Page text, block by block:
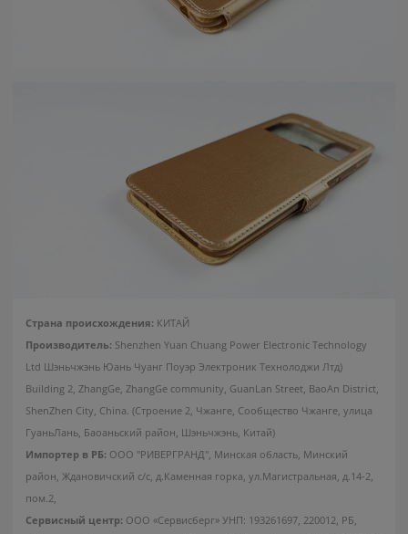
Страна происхождения: КИТАЙ
Производитель: Shenzhen Yuan Chuang Power Electronic Technology
Ltd Шэньчжэнь Юань Чуанг Поуэр Электроник Технолоджи Лтд)
Building 2, ZhangGe, ZhangGe community, GuanLan Street, BaoAn District,
ShenZhen City, China. (Строение 2, Чжанге, Сообщество Чжанге, улица
ГуаньЛань, Баоаньский район, Шэньчжэнь, Китай)
Импортер в РБ: ООО "РИВЕРГРАНД", Минская область, Минский
район, Ждановичский с/с, д.Каменная горка, ул.Магистральная, д.14-2,
пом.2,
Сервисный центр: ООО «Сервисберг» УНП: 193261697, 220012, РБ,
Чехол для Xiaomi Redmi 9C
книжкой Experts
5.53руб/мес
Стоимость:229.00
Вернём до 9.13
1.01руб/мес
Стоимость: 8.90
1 .52